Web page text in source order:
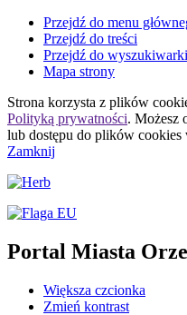
Przejdź do menu
Przejdź do treści
Przejdź do wyszukiwarki
Mapa strony
Strona korzysta z plików
Polityką prywatności. Możesz
lub dostępu do plików cookies
Zamknij
Portal Miasta
Większa czcionka
Zmień kontrast